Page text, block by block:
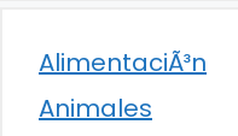
AlimentaciÃ³n
Animales